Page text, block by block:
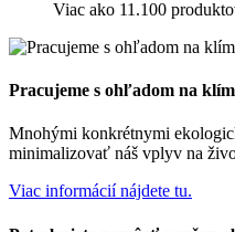
Viac ako 11.100
Pracujeme s ohľadom na
Mnohými konkrétnymi
minimalizovať náš vplyv na
Viac informácií nájdete tu.